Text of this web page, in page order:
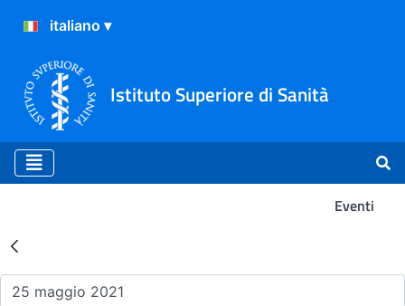
Istituto Superiore di Sanità
Eventi
Risultati della Ricerca -